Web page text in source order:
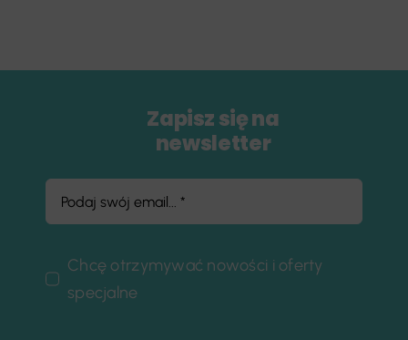
Zapisz się na
newsletter
Chcę otrzymywać nowości i oferty
specjalne